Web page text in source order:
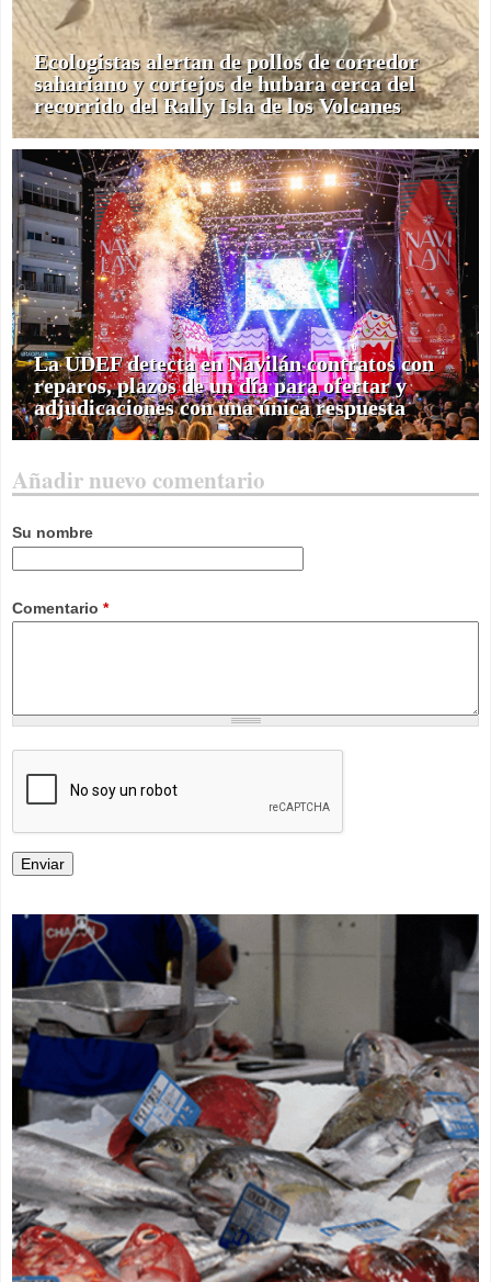
Ecologistas alertan de pollos de corredor
sahariano y cortejos de hubara cerca del
recorrido del Rally Isla de los Volcanes
La UDEF detecta en Navilán contratos con
reparos, plazos de un día para ofertar y
adjudicaciones con una única respuesta
Añadir nuevo comentario
Su nombre
Comentario *